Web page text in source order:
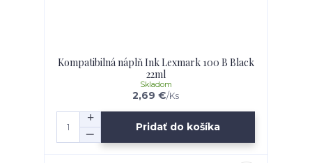
Kompatibilná náplň Ink Lexmark 100 B Black
22ml
2,69 €/Ks
Skladom
Pridať do košíka